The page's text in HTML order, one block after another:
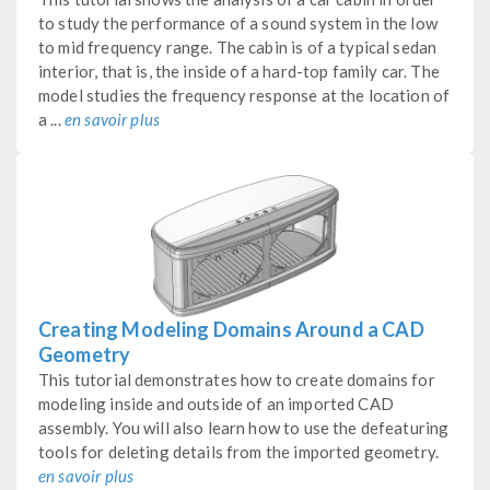
to study the performance of a sound system in the low
to mid frequency range. The cabin is of a typical sedan
interior, that is, the inside of a hard-top family car. The
model studies the frequency response at the location of
a ...en savoir plus
Creating Modeling Domains Around a CAD
Geometry
This tutorial demonstrates how to create domains for
modeling inside and outside of an imported CAD
assembly. You will also learn how to use the defeaturing
tools for deleting details from the imported geometry.
en savoir plus